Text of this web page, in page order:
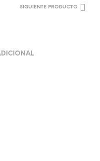
SIGUIENTE PRODUCTO